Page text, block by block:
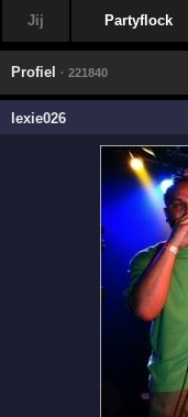
Jij Partyflock
Profiel · 221840
lexie026